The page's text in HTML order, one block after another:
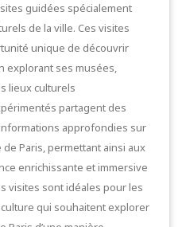
guidées spécialement
de la ville. Ces visites
unique de découvrir
explorant ses musées,
lieux culturels
partagent des
approfondies sur
Paris, permettant ainsi aux
enrichissante et immersive
visites sont idéales pour les
culture qui souhaitent explorer